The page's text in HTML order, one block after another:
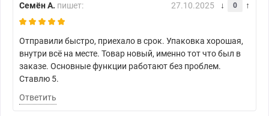
Семён А. пишет: 27.10.2025 0
Отправили быстро, приехало в срок. Упаковка хорошая,
внутри всё на месте. Товар новый, именно тот что был в
заказе. Основные функции работают без проблем.
Ставлю 5.
Ответить